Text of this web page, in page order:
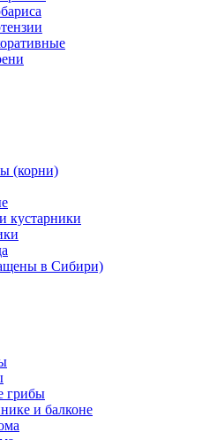
(корни)
кустарники
в Сибири)
грибы
и балконе